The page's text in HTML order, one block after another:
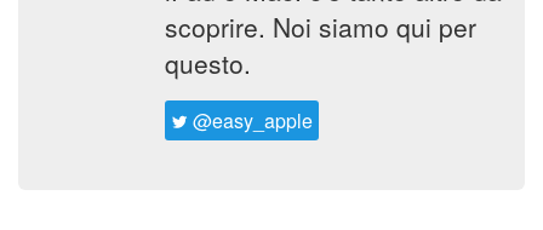
scoprire. Noi siamo qui per
questo.
@easy_apple